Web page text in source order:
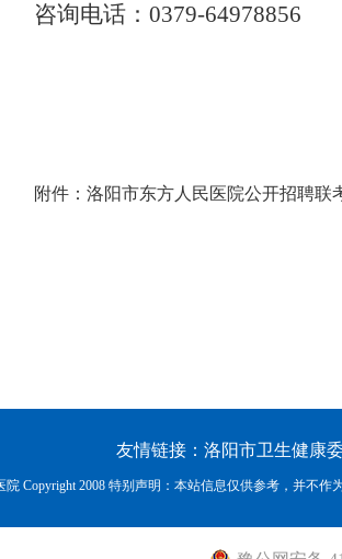
咨询电话： 0379-64978856
附件：洛阳市东方人民医院公开招聘联
友情链接： 洛阳市卫生健康
Copyright 2008 特别声明：本站信息仅供参考，并不